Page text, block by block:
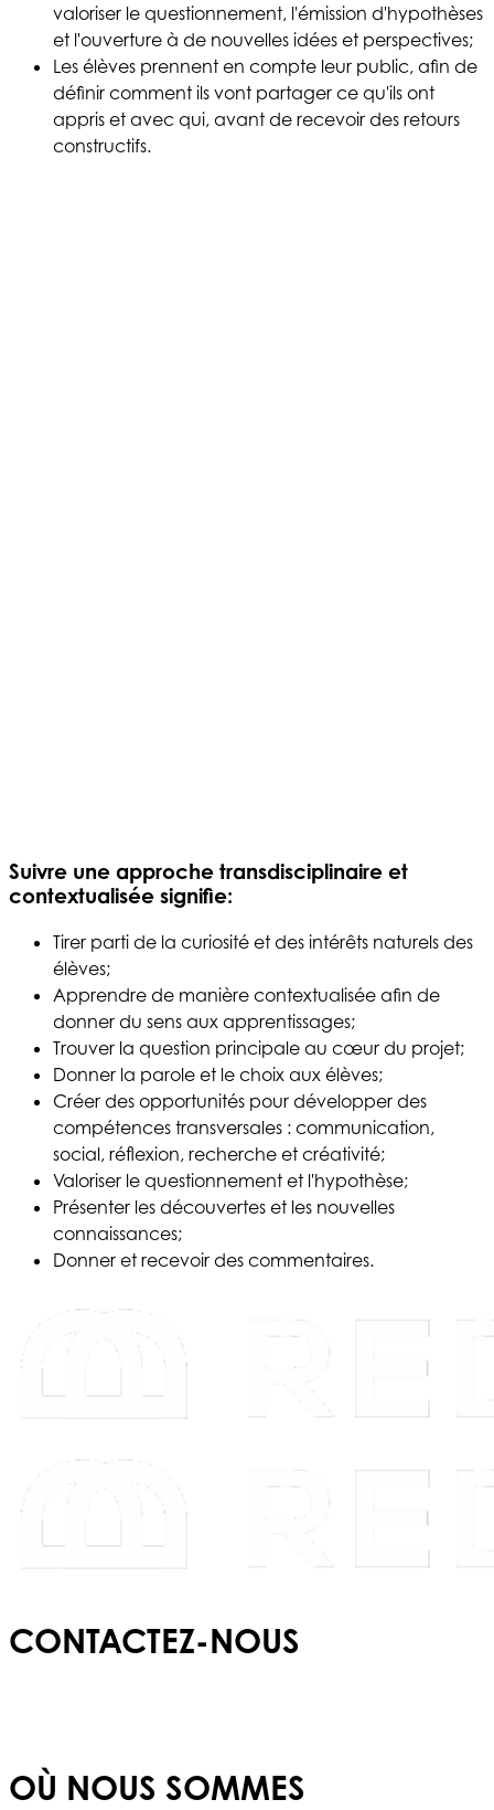
valoriser le questionnement, l'émission d'hypothèses
et l'ouverture à de nouvelles idées et perspectives;
Les élèves prennent en compte leur public, afin de
définir comment ils vont partager ce qu'ils ont
appris et avec qui, avant de recevoir des retours
constructifs.
Suivre une approche transdisciplinaire et
contextualisée signifie:
Tirer parti de la curiosité et des intérêts naturels des
élèves;
Apprendre de manière contextualisée afin de
donner du sens aux apprentissages;
Trouver la question principale au cœur du projet;
Donner la parole et le choix aux élèves;
Créer des opportunités pour développer des
compétences transversales : communication,
social, réflexion, recherche et créativité;
Valoriser le questionnement et l'hypothèse;
Présenter les découvertes et les nouvelles
connaissances;
Donner et recevoir des commentaires.
CONTACTEZ-NOUS
OÙ NOUS SOMMES